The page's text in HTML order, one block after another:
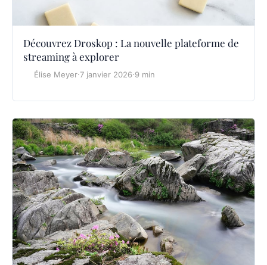
Découvrez Droskop : La nouvelle plateforme de
streaming à explorer
Élise Meyer·7 janvier 2026·9 min